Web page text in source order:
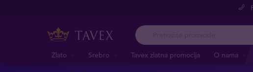
Zlato Srebro Tavex zlatna promocija O nama